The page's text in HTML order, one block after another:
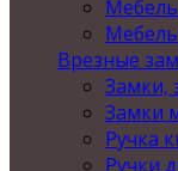
Врезные
Замки,
Замки
Ручка
Ручки